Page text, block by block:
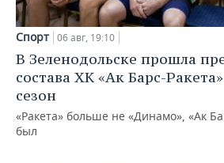
Спорт 06 авг, 19:10
В Зеленодольске прошла
состава ХК «Ак Барс-
сезон
«Ракета» больше не «Динамо», «Ак
был